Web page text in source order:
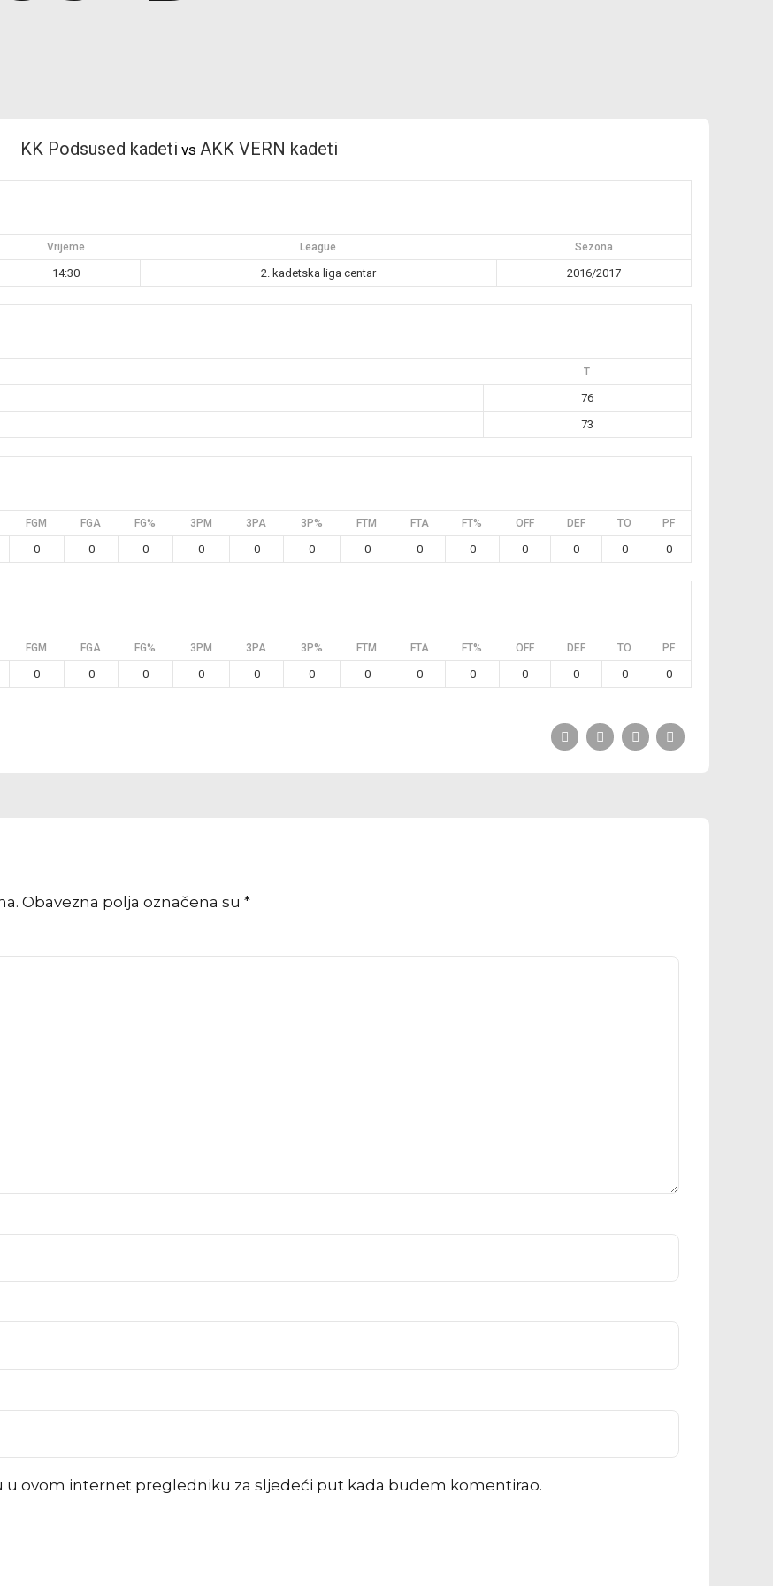
KK Podsused kadeti vs AKK VERN kadeti
Vrijeme League Sezona
14:30 2. kadetska liga centar 2016/2017
T
76
73
FGM FGA FG% 3PM 3PA 3P% FTM FTA FT% OFF DEF TO PF
0 0 0 0 0 0 0 0 0 0 0 0 0
FGM FGA FG% 3PM 3PA 3P% FTM FTA FT% OFF DEF TO PF
0 0 0 0 0 0 0 0 0 0 0 0 0
Obavezna polja označena su *
u ovom internet pregledniku za sljedeći put kada budem komentirao.